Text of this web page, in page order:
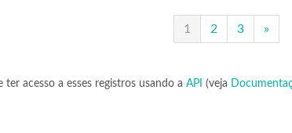
1 2 3 »
ter acesso a esses registros usando a API (veja